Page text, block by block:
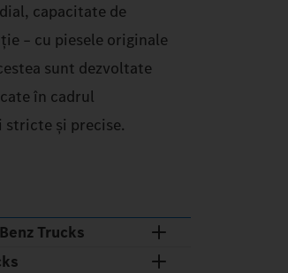
capacitate de
– cu piesele originale
sunt dezvoltate
în cadrul
și precise.
Trucks